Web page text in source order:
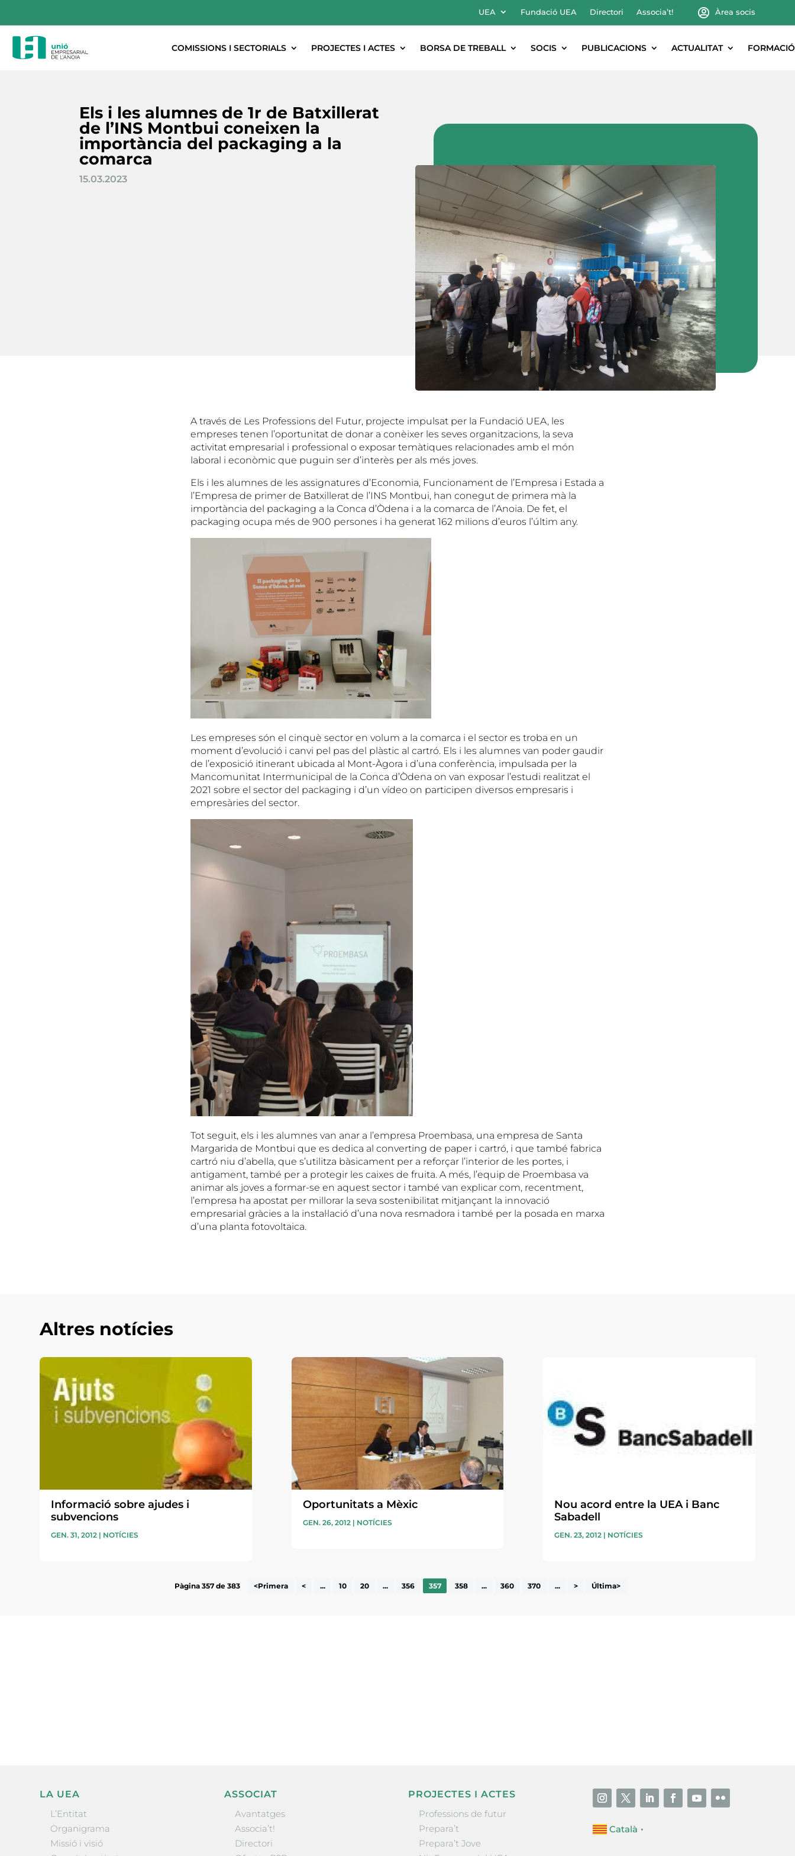
UEA Fundació UEA Directori Associa’t! Àrea socis
COMISSIONS I SECTORIALS PROJECTES I ACTES BORSA DE TREBALL SOCIS PUBLICACIONS ACTUALITAT FORMACIÓ
Els i les alumnes de 1r de Batxillerat
de l’INS Montbui coneixen la
importància del packaging a la
comarca
15.03.2023
A través de Les Professions del Futur, projecte impulsat per la Fundació UEA, les
empreses tenen l’oportunitat de donar a conèixer les seves organitzacions, la seva
activitat empresarial i professional o exposar temàtiques relacionades amb el món
laboral i econòmic que puguin ser d’interès per als més joves.
Els i les alumnes de les assignatures d’Economia, Funcionament de l’Empresa i Estada a
l’Empresa de primer de Batxillerat de l’INS Montbui, han conegut de primera mà la
importància del packaging a la Conca d’Òdena i a la comarca de l’Anoia. De fet, el
packaging ocupa més de 900 persones i ha generat 162 milions d’euros l’últim any.
Les empreses són el cinquè sector en volum a la comarca i el sector es troba en un
moment d’evolució i canvi pel pas del plàstic al cartró. Els i les alumnes van poder gaudir
de l’exposició itinerant ubicada al Mont-Àgora i d’una conferència, impulsada per la
Mancomunitat Intermunicipal de la Conca d’Òdena on van exposar l’estudi realitzat el
2021 sobre el sector del packaging i d’un vídeo on participen diversos empresaris i
empresàries del sector.
Tot seguit, els i les alumnes van anar a l’empresa Proembasa, una empresa de Santa
Margarida de Montbui que es dedica al converting de paper i cartró, i que també fabrica
cartró niu d’abella, que s’utilitza bàsicament per a reforçar l’interior de les portes, i
antigament, també per a protegir les caixes de fruita. A més, l’equip de Proembasa va
animar als joves a formar-se en aquest sector i també van explicar com, recentment,
l’empresa ha apostat per millorar la seva sostenibilitat mitjançant la innovació
empresarial gràcies a la instal·lació d’una nova resmadora i també per la posada en marxa
d’una planta fotovoltaica.
Altres notícies
Informació sobre ajudes i
subvencions
GEN. 31, 2012 | NOTÍCIES
Oportunitats a Mèxic
GEN. 26, 2012| NOTÍCIES
Nou acord entre la UEA i Banc
Sabadell
GEN. 23, 2012| NOTÍCIES
Pàgina 357 de 383 <Primera < ... 10 20 ... 356 357 358 ... 360 370 ... > Última>
LA UEA
L’Entitat
Organigrama
Missió i visió
ASSOCIAT
Avantatges
Associa’t!
Directori
PROJECTES I ACTES
Professions de futur
Prepara’t
Prepara’t Jove
Català ▼